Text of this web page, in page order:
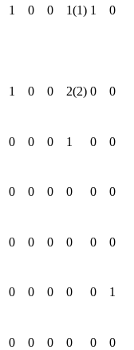
1 0 0 1(1) 1 0
1 0 0 2(2) 0 0
0 0 0 1 0 0
0 0 0 0 0 0
0 0 0 0 0 0
0 0 0 0 0 1
0 0 0 0 0 0